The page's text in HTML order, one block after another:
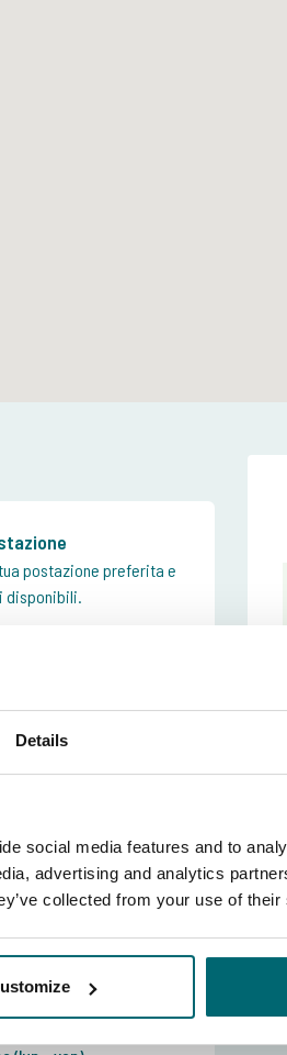
Details
social media features and to
advertising and analytics
collected from your use of
postazione preferita e
disponibili.